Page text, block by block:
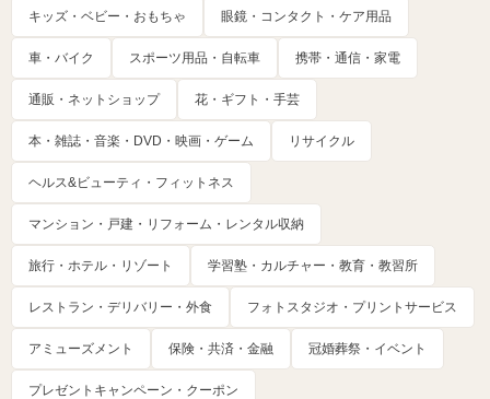
キッズ・ベビー・おもちゃ 眼鏡・コンタクト・ケア用品
車・バイク スポーツ用品・自転車 携帯・通信・家電
通販・ネットショップ 花・ギフト・手芸
本・雑誌・音楽・DVD・映画・ゲーム リサイクル
ヘルス&ビューティ・フィットネス
マンション・戸建・リフォーム・レンタル収納
旅行・ホテル・リゾート 学習塾・カルチャー・教育・教習所
レストラン・デリバリー・外食 フォトスタジオ・プリントサービス
アミューズメント 保険・共済・金融 冠婚葬祭・イベント
プレゼントキャンペーン・クーポン